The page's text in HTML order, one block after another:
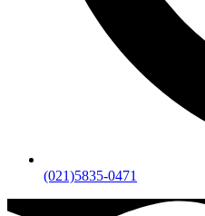
(021)5835-0471